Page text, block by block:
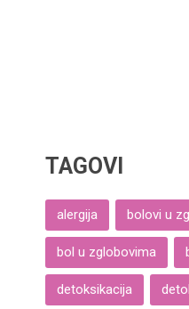
TAGOVI
alergija bolovi u
bol u zglobovima
detoksikacija